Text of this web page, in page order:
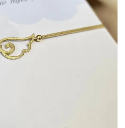
Add to
wishlist